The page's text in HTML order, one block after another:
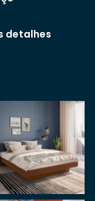
detalhes